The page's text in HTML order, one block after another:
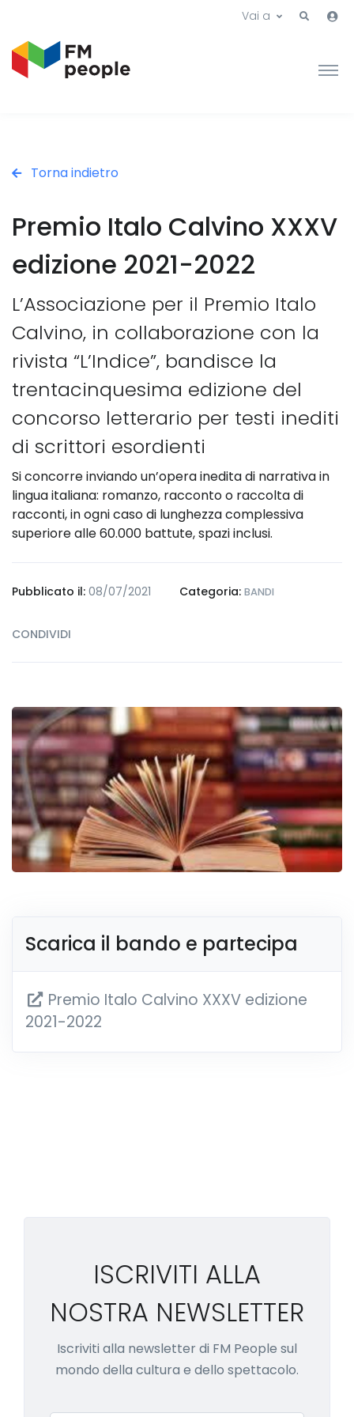
Vai a
Torna indietro
Premio Italo Calvino XXXV
edizione 2021-2022
L’Associazione per il Premio Italo
Calvino, in collaborazione con la
rivista “L’Indice”, bandisce la
trentacinquesima edizione del
concorso letterario per testi inediti
di scrittori esordienti
Si concorre inviando un’opera inedita di narrativa in
lingua italiana: romanzo, racconto o raccolta di
racconti, in ogni caso di lunghezza complessiva
superiore alle 60.000 battute, spazi inclusi.
Pubblicato il: 08/07/2021 Categoria: BANDI
CONDIVIDI
Scarica il bando e partecipa
Premio Italo Calvino XXXV edizione
2021-2022
ISCRIVITI ALLA
NOSTRA NEWSLETTER
Iscriviti alla newsletter di FM People sul
mondo della cultura e dello spettacolo.